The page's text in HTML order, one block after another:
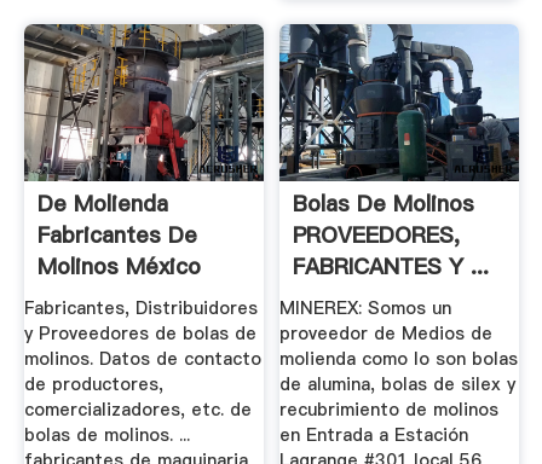
De Molienda
Fabricantes De
Molinos México
Fabricantes, Distribuidores
y Proveedores de bolas de
molinos. Datos de contacto
de productores,
comercializadores, etc. de
bolas de molinos. ...
Bolas De Molinos
PROVEEDORES,
FABRICANTES Y ...
MINEREX: Somos un
proveedor de Medios de
molienda como lo son bolas
de alumina, bolas de silex y
recubrimiento de molinos
en Entrada a Estación